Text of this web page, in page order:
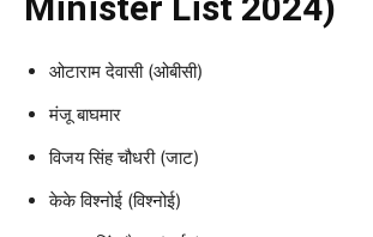
ओटाराम देवासी (ओबीसी)
मंजू बाघमार
विजय सिंह चौधरी (जाट)
केके विश्नोई (विश्नोई)